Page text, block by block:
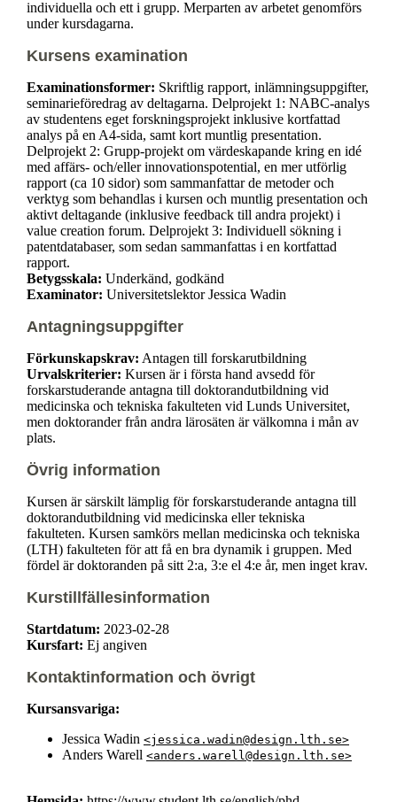
individuella och ett i grupp. Merparten av arbetet genomförs
under kursdagarna.
Kursens examination
Examinationsformer: Skriftlig rapport, inlämningsuppgifter,
seminarieföredrag av deltagarna. Delprojekt 1: NABC-analys
av studentens eget forskningsprojekt inklusive kortfattad
analys på en A4-sida, samt kort muntlig presentation.
Delprojekt 2: Grupp-projekt om värdeskapande kring en idé
med affärs- och/eller innovationspotential, en mer utförlig
rapport (ca 10 sidor) som sammanfattar de metoder och
verktyg som behandlas i kursen och muntlig presentation och
aktivt deltagande (inklusive feedback till andra projekt) i
value creation forum. Delprojekt 3: Individuell sökning i
patentdatabaser, som sedan sammanfattas i en kortfattad
rapport.
Betygsskala: Underkänd, godkänd
Examinator: Universitetslektor Jessica Wadin
Antagningsuppgifter
Förkunskapskrav: Antagen till forskarutbildning
Urvalskriterier: Kursen är i första hand avsedd för
forskarstuderande antagna till doktorandutbildning vid
medicinska och tekniska fakulteten vid Lunds Universitet,
men doktorander från andra lärosäten är välkomna i mån av
plats.
Övrig information
Kursen är särskilt lämplig för forskarstuderande antagna till
doktorandutbildning vid medicinska eller tekniska
fakulteten. Kursen samkörs mellan medicinska och tekniska
(LTH) fakulteten för att få en bra dynamik i gruppen. Med
fördel är doktoranden på sitt 2:a, 3:e el 4:e år, men inget krav.
Kurstillfällesinformation
Startdatum: 2023-02-28
Kursfart: Ej angiven
Kontaktinformation och övrigt
Kursansvariga:
Jessica Wadin <jessica.wadin@design.lth.se>
Anders Warell <anders.warell@design.lth.se>